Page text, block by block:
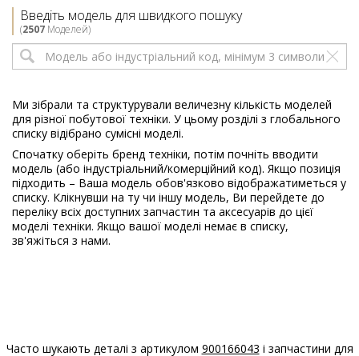
Electrolux
914912575
01
ElectroluxEA2F6841CF
01
ElectroluxELV1286DG
914912341
02
Electrolux
EN2F4822BF
914912559
01
01
Введіть модель для швидкого пошуку
(2507 Моделей)
Ми зібрали та структурували величезну кількість моделей
для різної побутової техніки. У цьому розділі з глобального
списку відібрано сумісні моделі.
Спочатку оберіть бренд техніки, потім почніть вводити
модель (або індустріальний/комерційний код). Якщо позиція
підходить – Ваша модель обов'язково відображатиметься у
списку. Клікнувши на ту чи іншу модель, Ви перейдете до
переліку всіх доступних запчастин та аксесуарів до цієї
моделі техніки. Якщо вашої моделі немає в списку,
зв'яжіться з нами.
Часто шукають деталі з артикулом 900166043 і запчастини для